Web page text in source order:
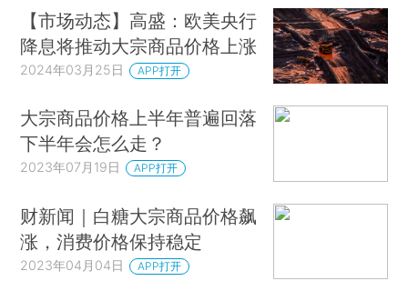
【市场动态】高盛：欧美央行
降息将推动大宗商品价格上涨
2024年03月25日 APP打开
大宗商品价格上半年普遍回落
下半年会怎么走？
2023年07月19日 APP打开
财新闻｜白糖大宗商品价格飙
涨，消费价格保持稳定
2023年04月04日 APP打开